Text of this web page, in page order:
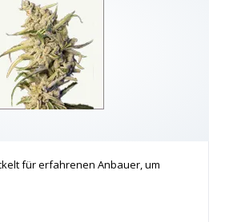
für erfahrenen Anbauer, um